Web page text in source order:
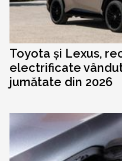
Toyota și Lexus,
electrificate
jumătate din 2026